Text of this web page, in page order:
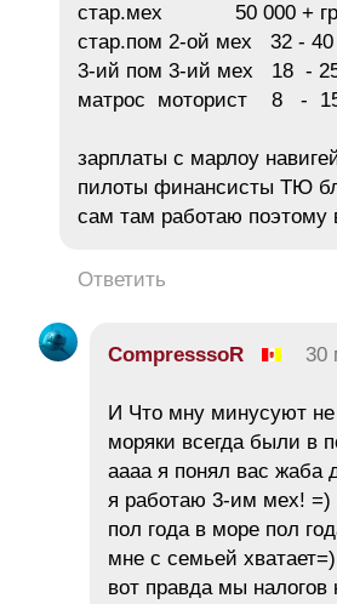
стар.мех 50 000 +
стар.пом 2-ой мех 32 - 40
3-ий пом 3-ий мех 18 - 25
матрос моторист 8 - 15
зарплаты с марлоу
пилоты финансисты ТЮ
сам там работаю поэтому
Ответить
CompresssoR 30
И Что мну минусуют не
моряки всегда были в
аааа я понял вас жаба
я работаю 3-им мех!
пол года в море пол
мне с семьей хватает=)
вот правда мы